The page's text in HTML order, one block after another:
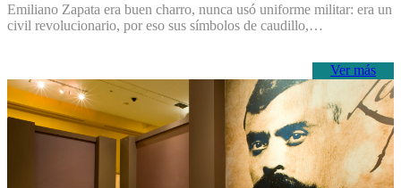
Emiliano Zapata era buen charro, nunca usó uniforme militar: era un
civil revolucionario, por eso sus símbolos de caudillo,…
Ver más